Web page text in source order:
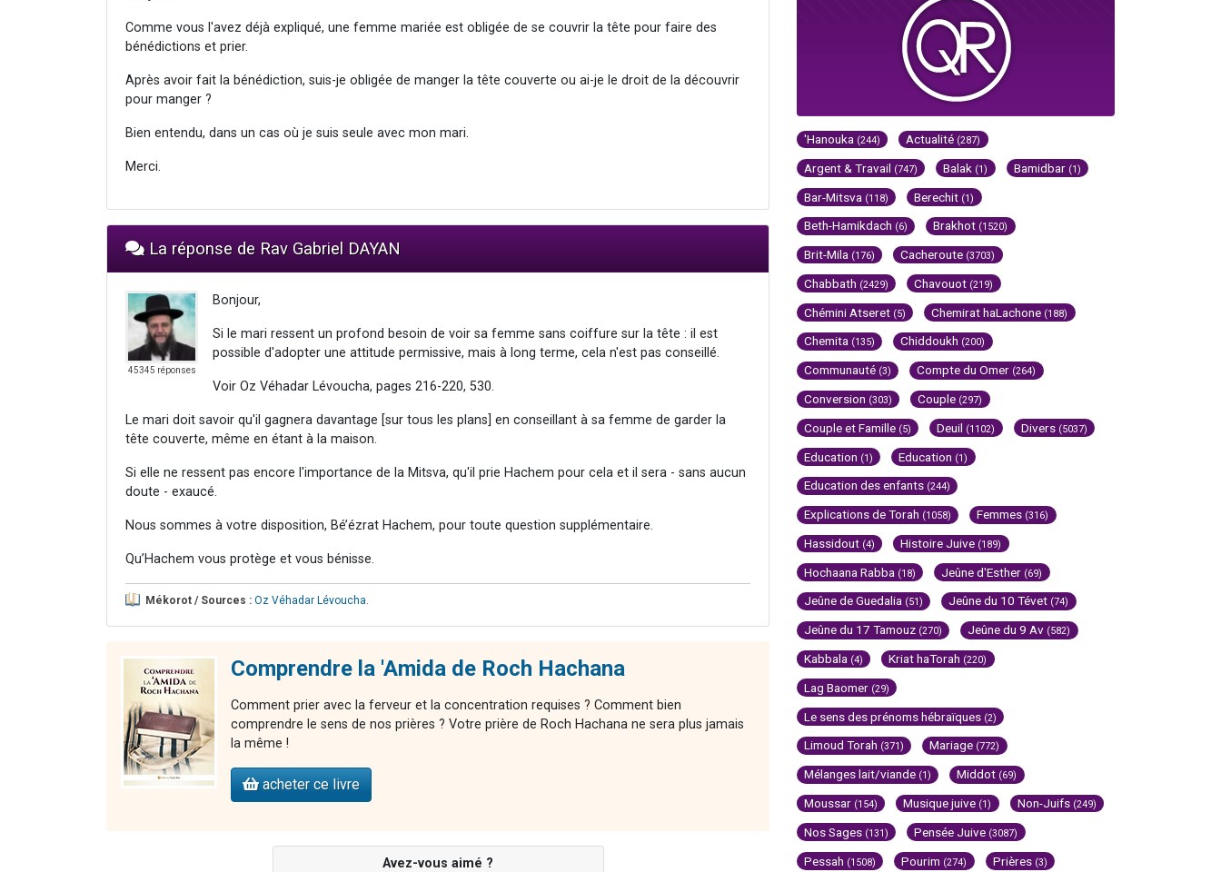
Comme vous l'avez déjà expliqué, une femme mariée est obligée de se couvrir la tête pour faire des
bénédictions et prier.
Après avoir fait la bénédiction, suis-je obligée de manger la tête couverte ou ai-je le droit de la découvrir
pour manger ?
Bien entendu, dans un cas où je suis seule avec mon mari.
Merci.
La réponse de Rav Gabriel DAYAN
45345 réponses
Bonjour,
Si le mari ressent un profond besoin de voir sa femme sans coiffure sur la tête : il est
possible d'adopter une attitude permissive, mais à long terme, cela n'est pas conseillé.
Voir Oz Véhadar Lévoucha, pages 216-220, 530.
Le mari doit savoir qu'il gagnera davantage [sur tous les plans] en conseillant à sa femme de garder la
tête couverte, même en étant à la maison.
Si elle ne ressent pas encore l'importance de la Mitsva, qu'il prie Hachem pour cela et il sera - sans aucun
doute - exaucé.
Nous sommes à votre disposition, Bé’ézrat Hachem, pour toute question supplémentaire.
Qu’Hachem vous protège et vous bénisse.
Mékorot / Sources : Oz Véhadar Lévoucha
Comprendre la 'Amida de Roch Hachana
Comment prier avec la ferveur et la concentration requises ? Comment bien
comprendre le sens de nos prières ? Votre prière de Roch Hachana ne sera plus jamais
la même !
acheter ce livre
Avez-vous aimé ?
'Hanouka (244) Actualité (287)
Argent & Travail (747) Balak (1) Bamidbar (1)
Bar-Mitsva (118) Berechit (1)
Beth-Hamikdach (6) Brakhot (1520)
Brit-Mila (176) Cacheroute (3703)
Chabbath (2429) Chavouot (219)
Chémini Atseret (5) Chemirat haLachone (188)
Chemita (135) Chiddoukh (200)
Communauté (3) Compte du Omer (264)
Conversion (303) Couple (297)
Couple et Famille (5) Deuil (1102) Divers (5037)
Education (1) Education (1)
Education des enfants (244)
Explications de Torah (1058) Femmes (316)
Hassidout (4) Histoire Juive (189)
Hochaana Rabba (18) Jeûne d'Esther (69)
Jeûne de Guedalia (51) Jeûne du 10 Tévet (74)
Jeûne du 17 Tamouz (270) Jeûne du 9 Av (582)
Kabbala (4) Kriat haTorah (220)
Lag Baomer (29)
Le sens des prénoms hébraïques (2)
Limoud Torah (371) Mariage (772)
Mélanges lait/viande (1) Middot (69)
Moussar (154) Musique juive (1) Non-Juifs (249)
Nos Sages (131) Pensée Juive (3087)
Pessah (1508) Pourim (274) Prières (3)